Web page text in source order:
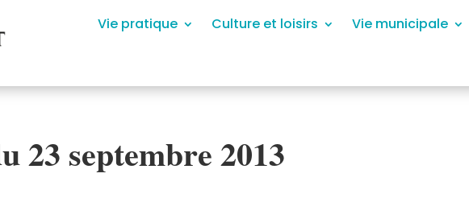
Vie pratique Culture et loisirs Vie municipale
23 septembre 2013